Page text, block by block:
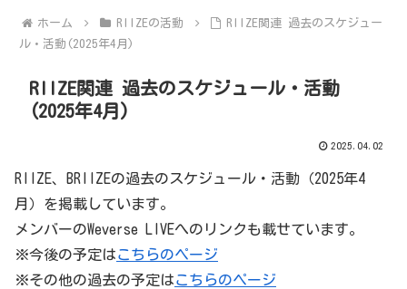
ホーム RIIZEの活動
RIIZE関連 過去のスケジュー
ル・活動(2025年4月)
RIIZE関連 過去のスケジュール・活動
(2025年4月)
2025.04.02
RIIZE、BRIIZEの過去のスケジュール・活動（2025年4
月）を掲載しています。
メンバーのWeverse LIVEへのリンクも載せています。
※今後の予定はこちらのページ
※その他の過去の予定はこちらのページ